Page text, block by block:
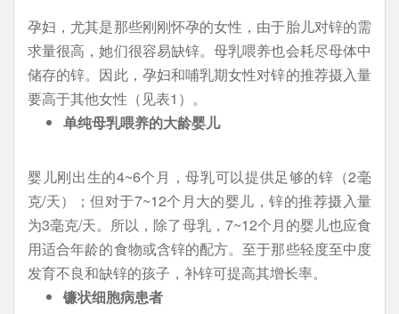
孕妇，尤其是那些刚刚怀孕的女性，由于胎儿对锌的需
求量很高，她们很容易缺锌。母乳喂养也会耗尽母体中
储存的锌。因此，孕妇和哺乳期女性对锌的推荐摄入量
要高于其他女性（见表1）。
单纯母乳喂养的大龄婴儿
婴儿刚出生的4~6个月，母乳可以提供足够的锌（2毫
克/天）；但对于7~12个月大的婴儿，锌的推荐摄入量
为3毫克/天。所以，除了母乳，7~12个月的婴儿也应食
用适合年龄的食物或含锌的配方。至于那些轻度至中度
发育不良和缺锌的孩子，补锌可提高其增长率。
镰状细胞病患者